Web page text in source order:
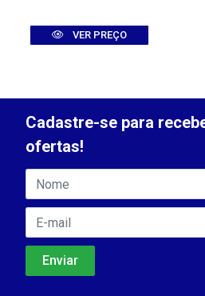
VER PREÇO
Cadastre-se para
ofertas!